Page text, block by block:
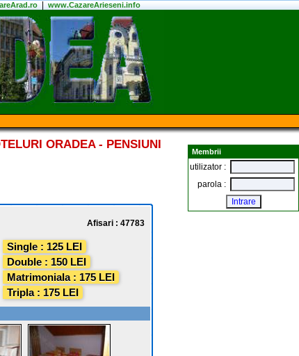
| www.CazareArieseni.info
ORADEA - PENSIUNI
Afisari : 47783
Single : 125 LEI
Double : 150 LEI
Matrimoniala : 175 LEI
Tripla : 175 LEI
Membrii
utilizator :
parola :